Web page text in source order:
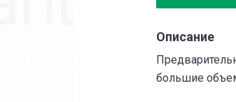
Описание
большие